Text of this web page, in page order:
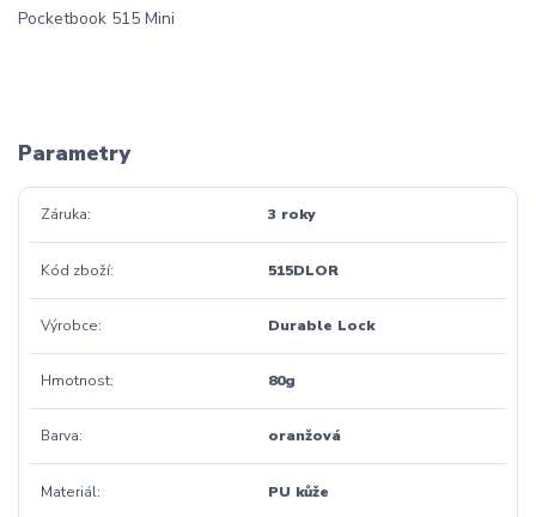
Pocketbook 515 Mini
Parametry
Záruka 3 roky
Kód zboží 515DLOR
Výrobce Durable Lock
Hmotnost 80g
Barva oranžová
Materiál PU kůže